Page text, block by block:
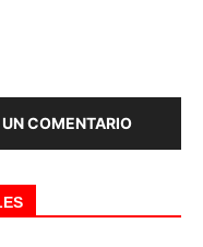
COMENTARIO